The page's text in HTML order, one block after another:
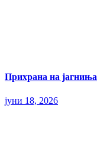
Прихрана на јагниња
јуни 18, 2026